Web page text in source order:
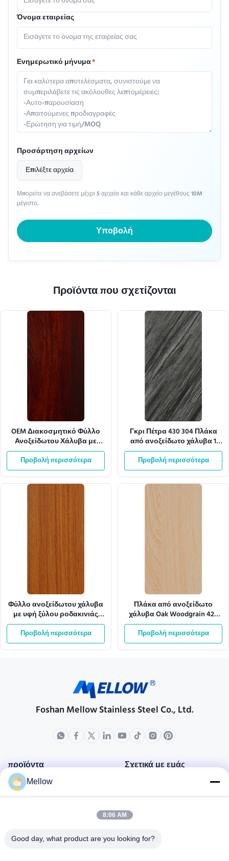
Όνομα εταιρείας
Ενημερωτικό μήνυμα*
Προσάρτηση αρχείων
Επιλέξτε αρχεία
Μπορείτε να ανεβάσετε μέχρι 5 αρχεία και κάθε αρχείο μεγέθους 10M
μέγιστο.
Υποβολή
Προϊόντα που σχετίζονται
OEM Διακοσμητικό Φύλλο
Ανοξείδωτου Χάλυβα με
Ξύλινο Νερό 4x8 Μεταφοράς
Εκτύπωσης
Προβολή περισσότερα
Γκρι Πέτρα 430 304 Πλάκα
από ανοξείδωτο χάλυβα 1
χιλ. Φύλλο χάλυβα για
πάγκους κουζίνας
Προβολή περισσότερα
Φύλλο ανοξείδωτου χάλυβα
με υφή ξύλου ροδακινιάς
3mm EU E0 πιστοποιημένο
Προβολή περισσότερα
Πλάκα από ανοξείδωτο
χάλυβα Oak Woodgrain 420
304l για επένδυση τοίχων
Προβολή περισσότερα
Foshan Mellow Stainless Steel Co., Ltd.
προϊόντα Σχετικά με εμάς
Ποιοτικός έλεγχος
Περιπτώσεις
Mellow
8:06 AM
Good day, what product are you looking for?